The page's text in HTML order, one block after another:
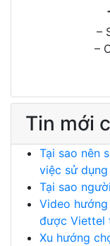
–
–
Tin mới
Tại sao nên
việc sử
Tại sao
Video
được Viettel
Xu hướng